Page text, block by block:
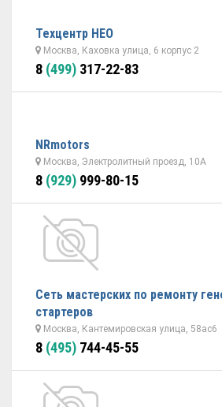
Техцентр НЕО
Москва, Каховка улица, 6 корпус 2
8 (499) 317-22-83
NRmotors
Москва, Электролитный проезд, 10А
8 (929) 999-80-15
Сеть мастерских по ремонту
стартеров
Москва, Кантемировская улица, 58ас6
8 (495) 744-45-55